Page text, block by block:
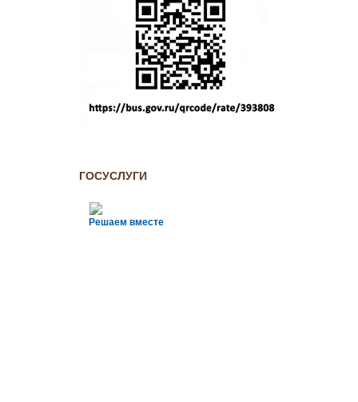
ГОСУСЛУГИ
Решаем вместе